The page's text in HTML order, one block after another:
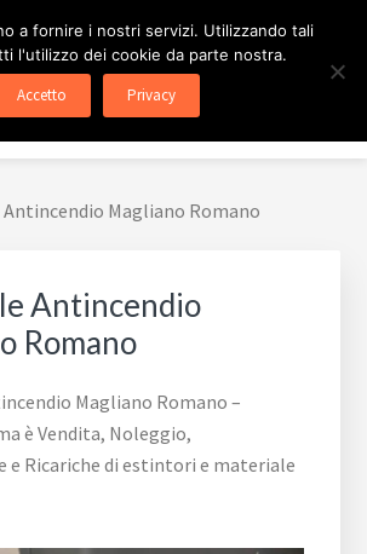
ROMA
Menu
Magliano Romano
Antincendio
Romano
Magliano Romano –
è Vendita, Noleggio,
e Ricariche di estintori e materiale
a fornire i nostri servizi. Utilizzando tali
l'utilizzo dei cookie da parte nostra.
Accetto Privacy